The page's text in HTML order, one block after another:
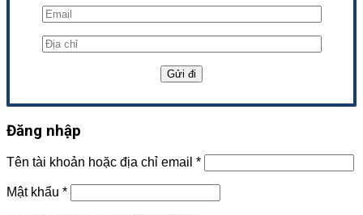
Đăng nhập
Tên tài khoản hoặc địa chỉ email *
Mật khẩu *